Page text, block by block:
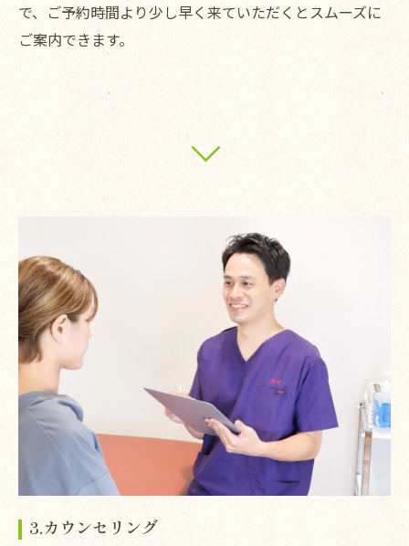
で、ご予約時間より少し早く来ていただくとスムーズに
ご案内できます。
3.カウンセリング